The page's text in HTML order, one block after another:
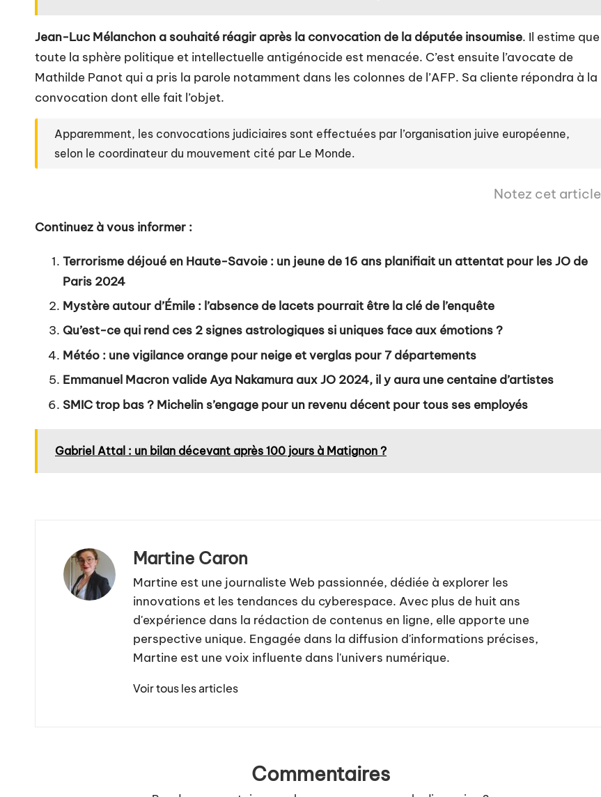
Jean-Luc Mélanchon a souhaité réagir après la convocation de la députée insoumise. Il estime que
toute la sphère politique et intellectuelle antigénocide est menacée. C’est ensuite l’avocate de
Mathilde Panot qui a pris la parole notamment dans les colonnes de l’AFP. Sa cliente répondra à la
convocation dont elle fait l’objet.
Apparemment, les convocations judiciaires sont effectuées par l’organisation juive européenne,
selon le coordinateur du mouvement cité par Le Monde.
Notez cet article
Continuez à vous informer :
Terrorisme déjoué en Haute-Savoie : un jeune de 16 ans planifiait un attentat pour les JO de
Paris 2024
Mystère autour d’Émile : l’absence de lacets pourrait être la clé de l’enquête
Qu’est-ce qui rend ces 2 signes astrologiques si uniques face aux émotions ?
Météo : une vigilance orange pour neige et verglas pour 7 départements
Emmanuel Macron valide Aya Nakamura aux JO 2024, il y aura une centaine d’artistes
SMIC trop bas ? Michelin s’engage pour un revenu décent pour tous ses employés
Gabriel Attal : un bilan décevant après 100 jours à Matignon ?
Martine Caron
Martine est une journaliste Web passionnée, dédiée à explorer les
innovations et les tendances du cyberespace. Avec plus de huit ans
d'expérience dans la rédaction de contenus en ligne, elle apporte une
perspective unique. Engagée dans la diffusion d'informations précises,
Martine est une voix influente dans l'univers numérique.
Voir tous les articles
Commentaires